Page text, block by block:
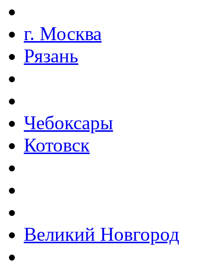
г. Москва
Рязань
Чебоксары
Котовск
Великий Новгород